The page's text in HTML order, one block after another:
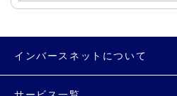
インバースネットについて